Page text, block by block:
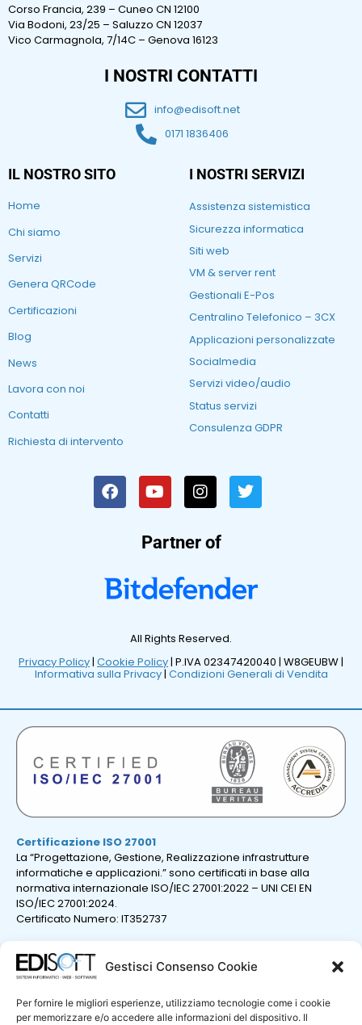
Gestisci Consenso Cookie
Per fornire le migliori esperienze, utilizziamo tecnologie come i cookie
per memorizzare e/o accedere alle informazioni del dispositivo. Il
Corso Francia, 239 – Cuneo CN 12100
Via Bodoni, 23/25 – Saluzzo CN 12037
Vico Carmagnola, 7/14C – Genova 16123
I NOSTRI CONTATTI
info@edisoft.net
0171 1836406
IL NOSTRO SITO
Home
Chi siamo
Servizi
Genera QRCode
Certificazioni
Blog
News
Lavora con noi
Contatti
Richiesta di intervento
I NOSTRI SERVIZI
Assistenza sistemistica
Sicurezza informatica
Siti web
VM & server rent
Gestionali E-Pos
Centralino Telefonico – 3CX
Applicazioni personalizzate
Socialmedia
Servizi video/audio
Status servizi
Consulenza GDPR
Partner of
All Rights Reserved.
Privacy Policy| Cookie Policy| P.IVA 02347420040 | W8GEUBW |
Informativa sulla Privacy| Condizioni Generali di Vendita
Certificazione ISO 27001
La “Progettazione, Gestione, Realizzazione infrastrutture
informatiche e applicazioni.” sono certificati in base alla
normativa internazionale ISO/IEC 27001:2022 – UNI CEI EN
ISO/IEC 27001:2024.
Certificato Numero: IT352737